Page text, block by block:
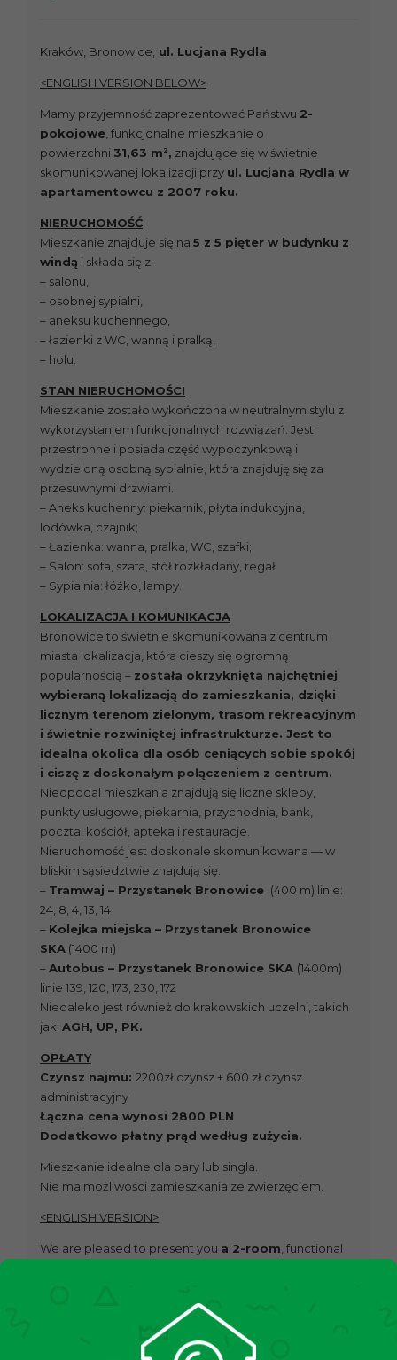
Kraków, Bronowice, ul. Lucjana Rydla
<ENGLISH VERSION BELOW>
Mamy przyjemność zaprezentować Państwu 2-
pokojowe , funkcjonalne mieszkanie o
powierzchni 31,63 m 2 , znajdujące się w świetnie
skomunikowanej lokalizacji przy ul. Lucjana Rydla w
apartamentowcu z 2007 roku.
NIERUCHOMOŚĆ
Mieszkanie znajduje się na 5 z 5 pięter w budynku z
windą i składa się z:
– salonu,
– osobnej sypialni,
– aneksu kuchennego,
– łazienki z WC, wanną i pralką,
– holu.
STAN NIERUCHOMOŚCI
Mieszkanie zostało wykończona w neutralnym stylu z
wykorzystaniem funkcjonalnych rozwiązań. Jest
przestronne i posiada część wypoczynkową i
wydzieloną osobną sypialnie, która znajduję się za
przesuwnymi drzwiami.
– Aneks kuchenny: piekarnik, płyta indukcyjna,
lodówka, czajnik;
– Łazienka: wanna, pralka, WC, szafki;
– Salon: sofa, szafa, stół rozkładany, regał
– Sypialnia: łóżko, lampy.
LOKALIZACJA I KOMUNIKACJA
Bronowice to świetnie skomunikowana z centrum
miasta lokalizacja, która cieszy się ogromną
popularnością – została okrzyknięta najchętniej
wybieraną lokalizacją do zamieszkania, dzięki
licznym terenom zielonym, trasom rekreacyjnym
i świetnie rozwiniętej infrastrukturze. Jest to
idealna okolica dla osób ceniących sobie spokój
i ciszę z doskonałym połączeniem z centrum.
Nieopodal mieszkania znajdują się liczne sklepy,
punkty usługowe, piekarnia, przychodnia, bank,
poczta, kościół, apteka i restauracje.
Nieruchomość jest doskonale skomunikowana — w
bliskim sąsiedztwie znajdują się:
– Tramwaj – Przystanek Bronowice (400 m) linie:
24, 8, 4, 13, 14
– Kolejka miejska – Przystanek Bronowice
SKA (1400 m)
–Autobus – Przystanek Bronowice SKA (1400m)
linie 139, 120, 173, 230, 172
Niedaleko jest również do krakowskich uczelni, takich
jak: AGH, UP, PK.
OPŁATY
Czynsz najmu: 2200zł czynsz + 600 zł czynsz
administracyjny
Łączna cena wynosi 2800 PLN
Dodatkowo płatny prąd według zużycia.
Mieszkanie idealne dla pary lub singla.
Nie ma możliwości zamieszkania ze zwierzęciem.
<ENGLISH VERSION>
We are pleased to present you a 2-room , functional
apartment building from 2007